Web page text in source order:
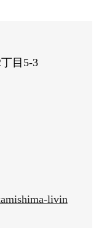
目5-3
livin